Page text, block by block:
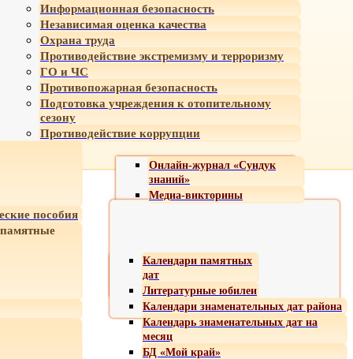
Информационная безопасность
Независимая оценка качества
Охрана труда
Противодействие экстремизму и терроризму
ГО и ЧС
Противопожарная безопасность
Подготовка учреждения к отопительному
сезону
Противодействие коррупции
Онлайн-журнал «Сундук
знаний»
Медиа-викторины
пособия
Календари памятных
дат
Литературные юбилеи
Календари знаменательных дат района
Календарь знаменательных дат на
месяц
БД «Мой край»